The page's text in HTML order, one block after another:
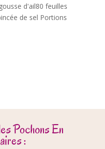
d'ail80 feuilles
de sel Portions
Pochons En
: